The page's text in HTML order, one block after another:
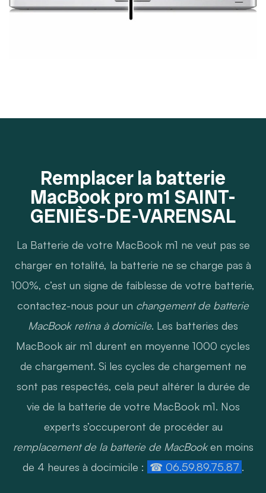
Remplacer la batterie
MacBook pro m1 SAINT-
GENIÈS-DE-VARENSAL
La Batterie de votre MacBook m1 ne veut pas se
charger en totalité, la batterie ne se charge pas à
100%, c’est un signe de faiblesse de votre batterie,
contactez-nous pour un changement de batterie
MacBook retina à domicile. Les batteries des
MacBook air m1 durent en moyenne 1000 cycles
de chargement. Si les cycles de chargement ne
sont pas respectés, cela peut altérer la durée de
vie de la batterie de votre MacBook m1. Nos
experts s’occuperont de procéder au
remplacement de la batterie de MacBooken moins
de 4 heures à docimicile : ☎ 06.59.89.75.87 .